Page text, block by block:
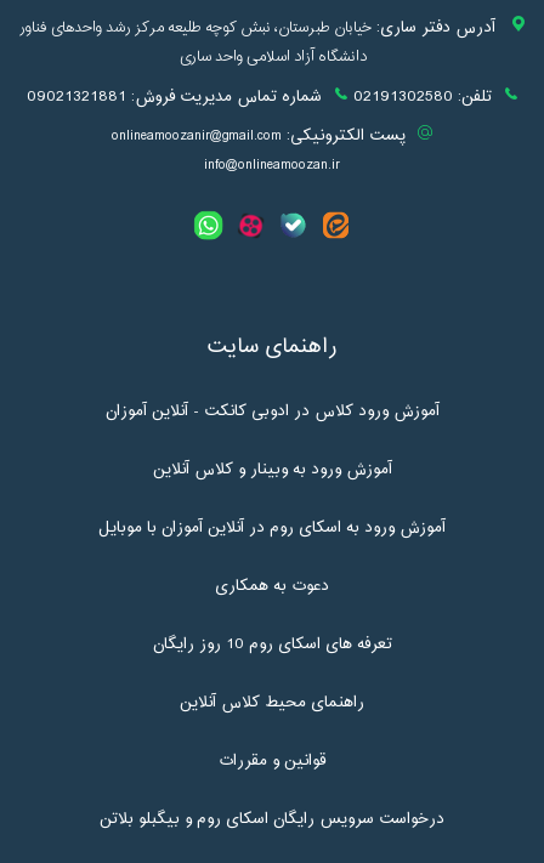
آدرس دفتر ساری:خیابان طبرستان، نبش کوچه طلیعه مرکز رشد واحدهای فناور
دانشگاه آزاد اسلامی واحد ساری
تلفن: 02191302580 شماره تماس مدیریت فروش: 09021321881
پست الکترونیکی: onlineamoozanir@gmail.com
info@onlineamoozan.ir
راهنمای سایت
آموزش ورود کلاس در ادوبی کانکت - آنلاین آموزان
آموزش ورود به وبینار و کلاس آنلاین
آموزش ورود به اسکای روم در آنلاین آموزان با موبایل
دعوت به همکاری
تعرفه های اسکای روم 10 روز رایگان
راهنمای محیط کلاس آنلاین
قوانین و مقررات
درخواست سرویس رایگان اسکای روم و بیگبلو بلاتن